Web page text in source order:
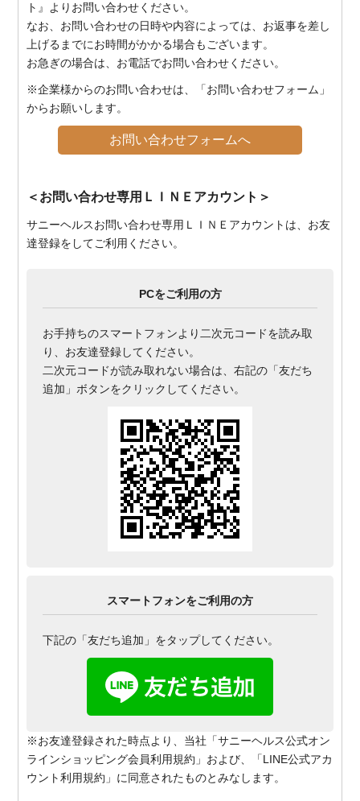
ト』よりお問い合わせください。
なお、お問い合わせの日時や内容によっては、お返事を差し
上げるまでにお時間がかかる場合もございます。
お急ぎの場合は、お電話でお問い合わせください。
※企業様からのお問い合わせは、「お問い合わせフォーム」
からお願いします。
お問い合わせフォームへ
＜お問い合わせ専用ＬＩＮＥアカウント＞
サニーヘルスお問い合わせ専用ＬＩＮＥアカウントは、お友
達登録をしてご利用ください。
PCをご利用の方
お手持ちのスマートフォンより二次元コードを読み取
り、お友達登録してください。
二次元コードが読み取れない場合は、右記の「友だち
追加」ボタンをクリックしてください。
スマートフォンをご利用の方
下記の「友だち追加」をタップしてください。
※お友達登録された時点より、当社「サニーヘルス公式オン
ラインショッピング会員利用規約」および、「LINE公式アカ
ウント利用規約」に同意されたものとみなします。